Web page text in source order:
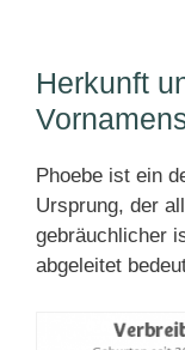
Herkunft
Phoebe ist ein
Ursprung, der
gebräuchlicher
abgeleitet